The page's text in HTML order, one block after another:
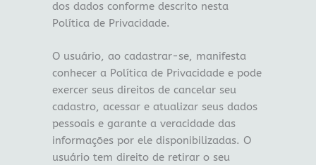
dos dados conforme descrito nesta
Política de Privacidade.
O usuário, ao cadastrar-se, manifesta
conhecer a Política de Privacidade e pode
exercer seus direitos de cancelar seu
cadastro, acessar e atualizar seus dados
pessoais e garante a veracidade das
informações por ele disponibilizadas. O
usuário tem direito de retirar o seu